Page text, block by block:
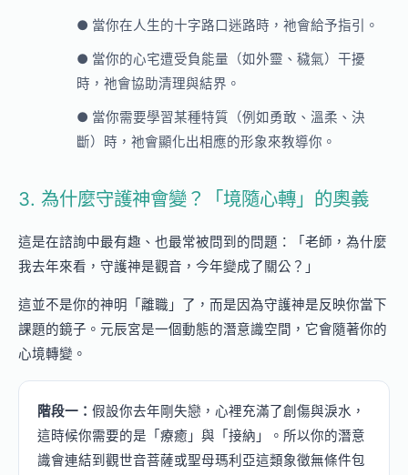
● 當你在人生的十字路口迷路時，祂會給予指引。
● 當你的心宅遭受負能量（如外靈、穢氣）干擾
時，祂會協助清理與結界。
● 當你需要學習某種特質（例如勇敢、溫柔、決
斷）時，祂會顯化出相應的形象來教導你。
3. 為什麼守護神會變？「境隨心轉」的奧義
這是在諮詢中最有趣、也最常被問到的問題：「老師，為什麼
我去年來看，守護神是觀音，今年變成了關公？」
這並不是你的神明「離職」了，而是因為守護神是反映你當下
課題的鏡子。元辰宮是一個動態的潛意識空間，它會隨著你的
心境轉變。
階段一： 假設你去年剛失戀，心裡充滿了創傷與淚水，
這時候你需要的是「療癒」與「接納」。所以你的潛意
識會連結到觀世音菩薩或聖母瑪利亞這類象徵無條件包